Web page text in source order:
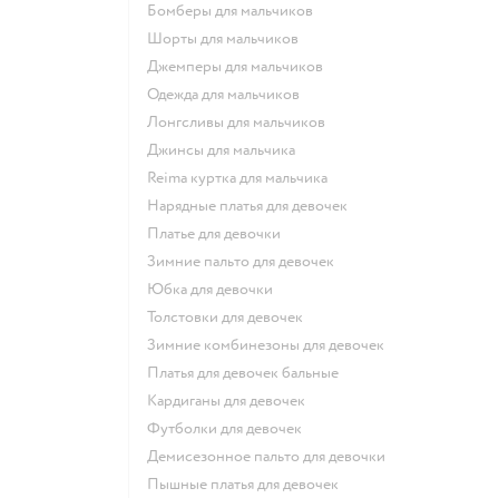
Бомберы для мальчиков
Шорты для мальчиков
Джемперы для мальчиков
Одежда для мальчиков
Лонгсливы для мальчиков
Джинсы для мальчика
Reima куртка для мальчика
Нарядные платья для девочек
Платье для девочки
Зимние пальто для девочек
Юбка для девочки
Толстовки для девочек
Зимние комбинезоны для девочек
Платья для девочек бальные
Кардиганы для девочек
Футболки для девочек
Демисезонное пальто для девочки
Пышные платья для девочек